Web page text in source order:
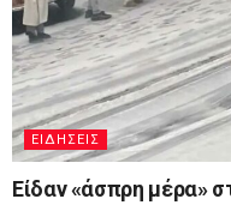
ΕΙΔΉΣΕΙΣ
Είδαν «άσπρη μέρα»